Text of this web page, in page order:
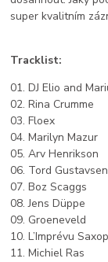
super kvalitním
Tracklist:
01. DJ Elio and
02. Rina Crumme
03. Floex
04. Marilyn Mazur
05. Arv Henrikson
06. Tord Gustavsen
07. Boz Scaggs
08. Jens Düppe
09. Groeneveld
10. L’Imprévu
11. Michiel Ras